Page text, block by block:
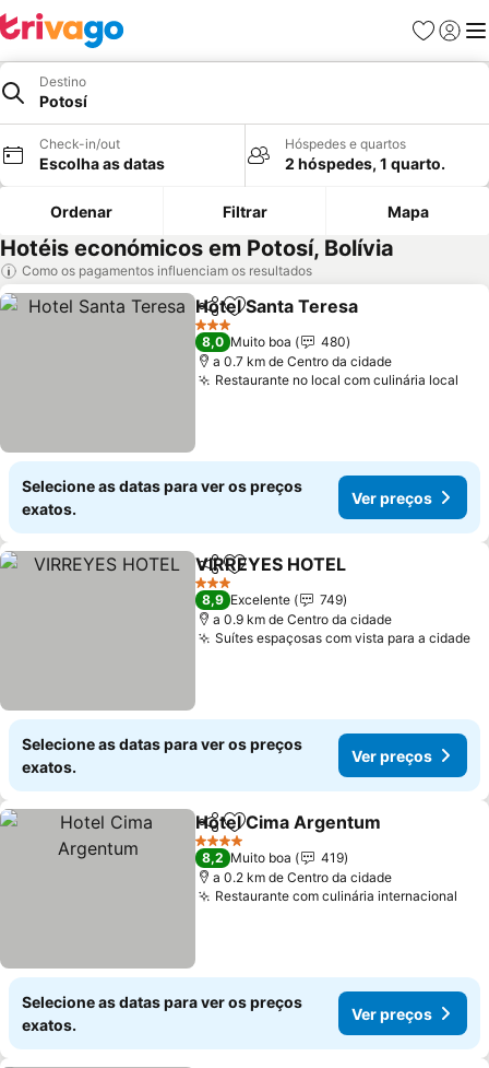
Favoritos
Iniciar
Destino
Potosí
Check-in/out
Escolha as datas
Hóspedes e quartos
2 hóspedes, 1 quarto.
Ordenar Filtrar Mapa
Hotéis económicos em Potosí, Bolívia
Como os pagamentos influenciam os resultados
PartilharAdicionar aos favoritos
Hotel Santa Teresa
3 Estrelas
8,0 Muito boa
480
a 0.7 km de Centro da cidade
Restaurante no local com culinária local
Selecione as datas para ver os preços
exatos.
Ver preços
PartilharAdicionar aos favoritos
VIRREYES HOTEL
3 Estrelas
8,9 Excelente
749
a 0.9 km de Centro da cidade
Suítes espaçosas com vista para a cidade
Selecione as datas para ver os preços
exatos.
Ver preços
PartilharAdicionar aos favoritos
Hotel Cima Argentum
4 Estrelas
8,2 Muito boa
419
a 0.2 km de Centro da cidade
Restaurante com culinária internacional
Selecione as datas para ver os preços
exatos.
Ver preços